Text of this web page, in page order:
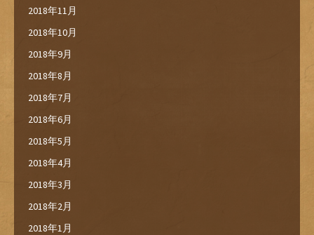
2018年11月
2018年10月
2018年9月
2018年8月
2018年7月
2018年6月
2018年5月
2018年4月
2018年3月
2018年2月
2018年1月